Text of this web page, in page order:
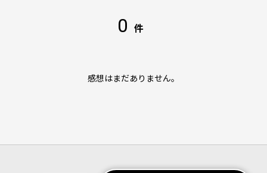
0 件
感想はまだありません。